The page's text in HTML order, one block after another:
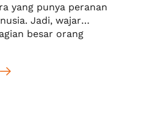
yang punya peranan
Jadi, wajar
besar orang
harus tahu